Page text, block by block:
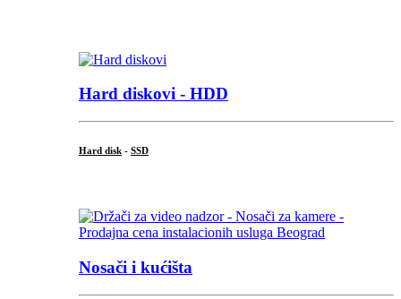
Hard diskovi - HDD
Hard disk - SSD
Nosači i kućišta